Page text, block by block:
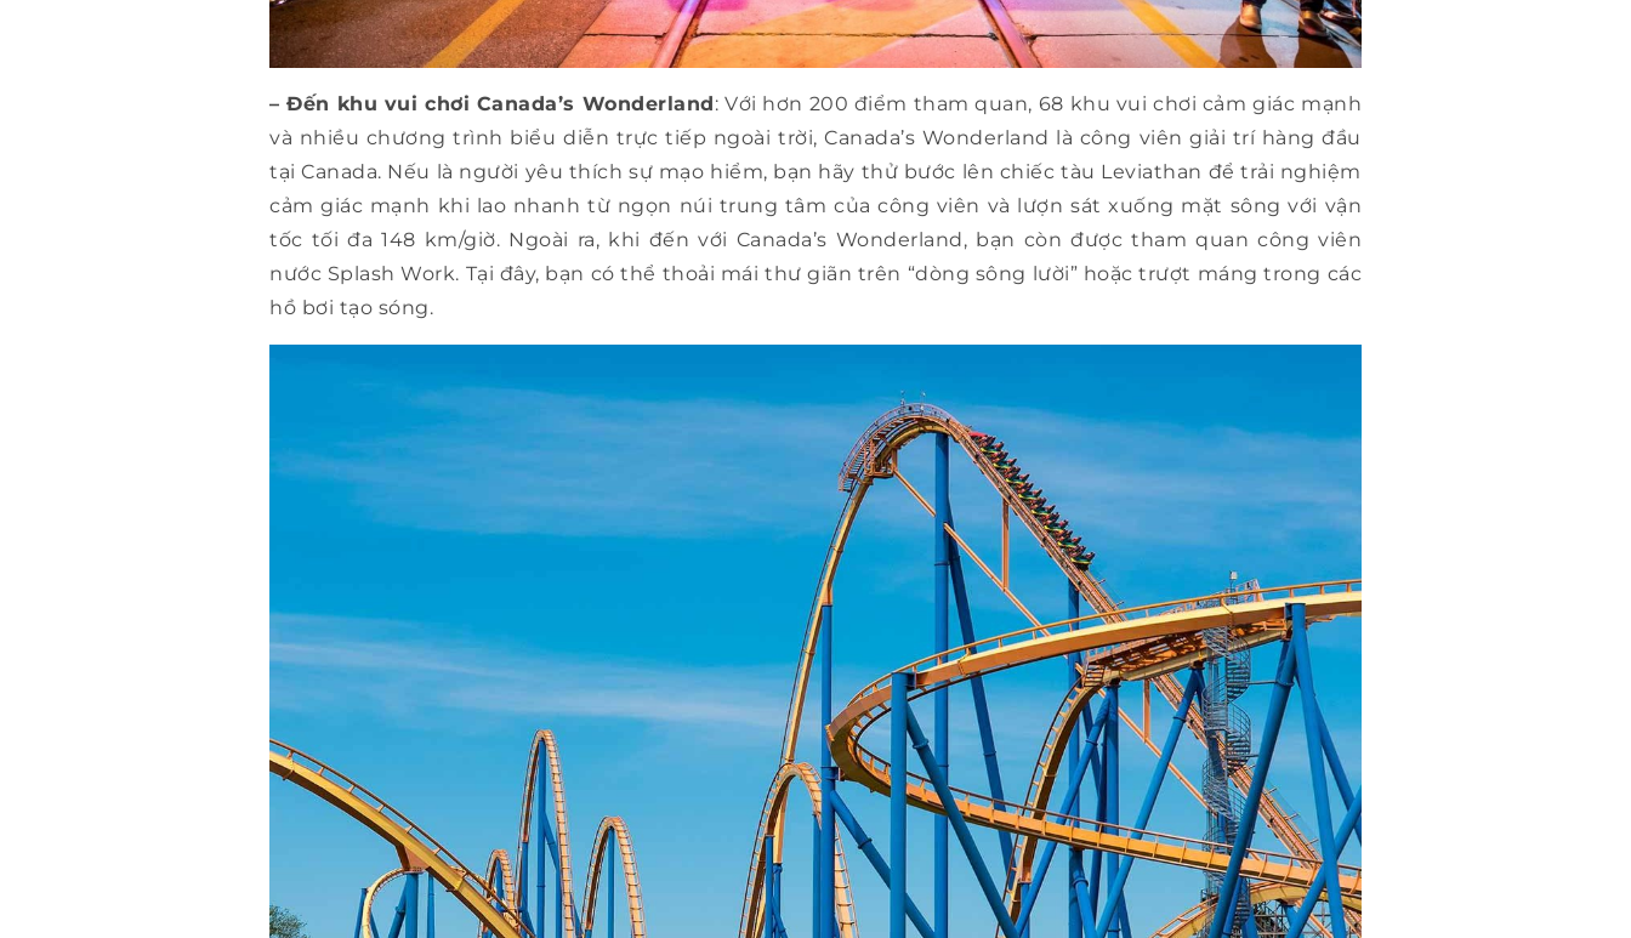
– Đến khu vui chơi Canada’s Wonderland : Với hơn 200 điểm tham quan, 68 khu vui chơi cảm giác mạnh
và nhiều chương trình biểu diễn trực tiếp ngoài trời, Canada’s Wonderland là công viên giải trí hàng đầu
tại Canada. Nếu là người yêu thích sự mạo hiểm, bạn hãy thử bước lên chiếc tàu Leviathan để trải nghiệm
cảm giác mạnh khi lao nhanh từ ngọn núi trung tâm của công viên và lượn sát xuống mặt sông với vận
tốc tối đa 148 km/giờ. Ngoài ra, khi đến với Canada’s Wonderland, bạn còn được tham quan công viên
nước Splash Work. Tại đây, bạn có thể thoải mái thư giãn trên “dòng sông lười” hoặc trượt máng trong các
hồ bơi tạo sóng.